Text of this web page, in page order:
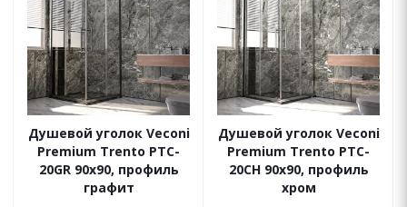
Душевой уголок Veconi
Premium Trento PTC-
20GR 90x90, профиль
графит
Душевой уголок Veconi
Premium Trento PTC-
20CH 90x90, профиль
хром